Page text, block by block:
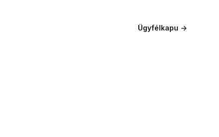
Ügyfélkapu →